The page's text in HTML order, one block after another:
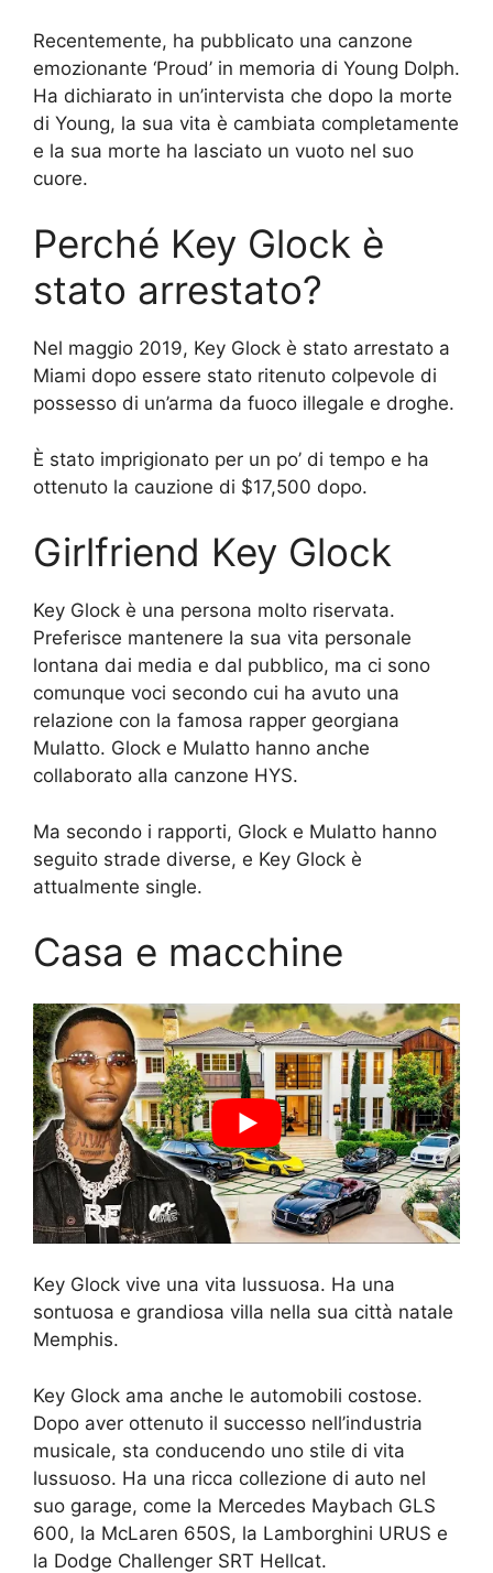
Recentemente, ha pubblicato una canzone
emozionante ‘Proud’ in memoria di Young Dolph.
Ha dichiarato in un’intervista che dopo la morte
di Young, la sua vita è cambiata completamente
e la sua morte ha lasciato un vuoto nel suo
cuore.
Perché Key Glock è
stato arrestato?
Nel maggio 2019, Key Glock è stato arrestato a
Miami dopo essere stato ritenuto colpevole di
possesso di un’arma da fuoco illegale e droghe.
È stato imprigionato per un po’ di tempo e ha
ottenuto la cauzione di $17,500 dopo.
Girlfriend Key Glock
Key Glock è una persona molto riservata.
Preferisce mantenere la sua vita personale
lontana dai media e dal pubblico, ma ci sono
comunque voci secondo cui ha avuto una
relazione con la famosa rapper georgiana
Mulatto. Glock e Mulatto hanno anche
collaborato alla canzone HYS.
Ma secondo i rapporti, Glock e Mulatto hanno
seguito strade diverse, e Key Glock è
attualmente single.
Casa e macchine
Key Glock vive una vita lussuosa. Ha una
sontuosa e grandiosa villa nella sua città natale
Memphis.
Key Glock ama anche le automobili costose.
Dopo aver ottenuto il successo nell’industria
musicale, sta conducendo uno stile di vita
lussuoso. Ha una ricca collezione di auto nel
suo garage, come la Mercedes Maybach GLS
600, la McLaren 650S, la Lamborghini URUS e
la Dodge Challenger SRT Hellcat.